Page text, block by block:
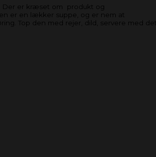
Der er kræset om produkt og
er en lækker suppe, og er nem at
Top den med rejer, dild, servere med det